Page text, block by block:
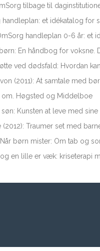
tilbage til
handleplan: et idékatalog
handleplan 0-6 år:
En håndbog for voksne.
ved dødsfald: Hvordan
(2011): At samtale med
om. Høgsted og Middelboe
Kunsten at leve med
(2012): Traumer set med
Når børn mister: Om tab og
en lille er væk: kriseterapi